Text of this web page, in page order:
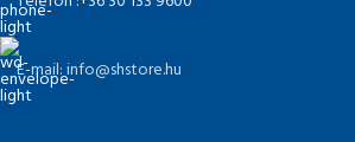
E-mail: info@shstore.hu